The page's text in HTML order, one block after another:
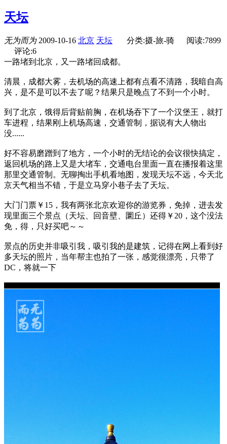
天坛
无为而为 2009-10-16 北京 天坛 分类:摄-旅-骑
阅读:7899
评论:6
一路堵到北京，又一路堵回成都。
清晨，成都大雾，去机场的高速上都有点看不清路，我暗自高
兴，是不是可以不去了呢？结果只是晚点了不到一个小时。
到了北京，饿得后背贴前胸，在机场吞下了一个汉堡王，就打
车进程，结果刚上机场高速，交通管制，据说有大人物出
没......
好不容易磨蹭到了地方，一个小时的无结论的会议很快搞定，
返回机场的路上又是大堵车，交通电台里面一直在播报着这里
那里交通管制。无聊掏出手机看地图，发现天坛不远，今天北
京天气相当不错，于是立马穿小巷子去了天坛。
大门门票￥15，我有两张北京欢迎你的游览券，免掉，进去发
现里面三个景点（天坛、回音壁、圜丘）还得￥20，这个没法
免，得，只好买吧～～
景点的历史并非吸引我，吸引我的是建筑，记得在网上看到好
多天坛的照片，当年帮主也拍了一张，感觉很漂亮，只带了
DC，将就一下